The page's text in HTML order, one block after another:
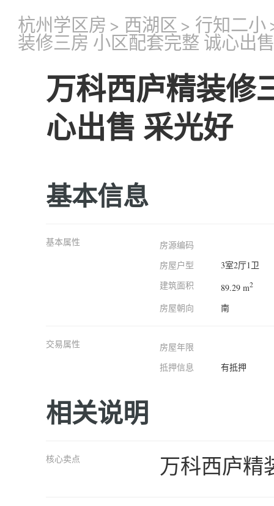
杭州学区房 > 西湖区 > 行知二小
装修三房 小区配套完整 诚心出
万科西庐精装修
心出售 采光好
基本信息
基本属性
房源编码
房屋户型
3室2厅1卫
建筑面积
89.29 m2
房屋朝向 南
交易属性
房屋年限
抵押信息
有抵押
相关说明
核心卖点 万科西庐精